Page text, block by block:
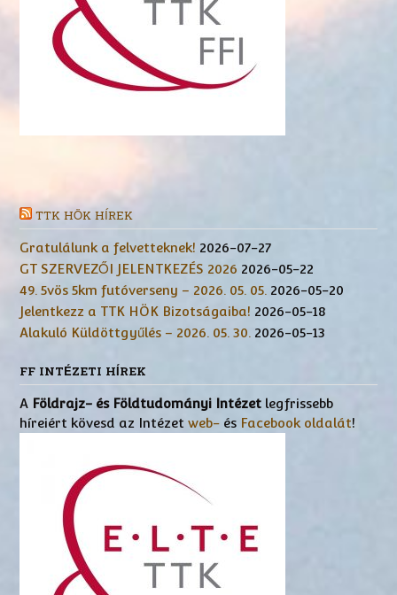
TTK HÖK HÍREK
Gratulálunk a felvetteknek! 2026-07-27
GT SZERVEZŐI JELENTKEZÉS 2026 2026-05-22
49. 5vös 5km futóverseny – 2026. 05. 05. 2026-05-20
Jelentkezz a TTK HÖK Bizotságaiba! 2026-05-18
Alakuló Küldöttgyűlés – 2026. 05. 30. 2026-05-13
FF INTÉZETI HÍREK
A Földrajz- és Földtudományi Intézet legfrissebb
híreiért kövesd az Intézet web- és Facebook oldalát!